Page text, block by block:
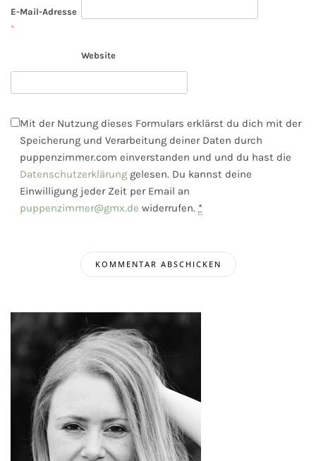
E-Mail-Adresse
*
Website
Mit der Nutzung dieses Formulars erklärst du dich mit der
Speicherung und Verarbeitung deiner Daten durch
puppenzimmer.com einverstanden und und du hast die
Datenschutzerklärung gelesen. Du kannst deine
Einwilligung jeder Zeit per Email an
puppenzimmer@gmx.de widerrufen. *